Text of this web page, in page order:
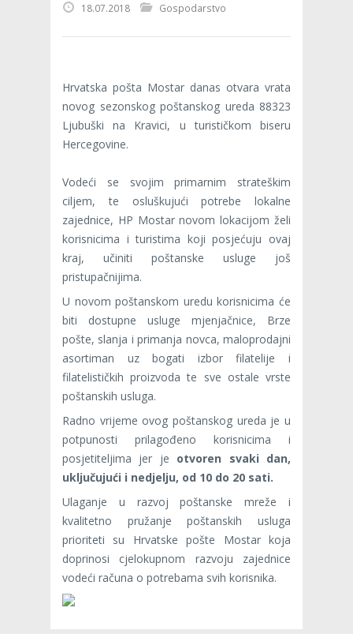
18.07.2018 Gospodarstvo
Hrvatska pošta Mostar danas otvara vrata
novog sezonskog poštanskog ureda 88323
Ljubuški na Kravici, u turističkom biseru
Hercegovine.
Vodeći se svojim primarnim strateškim
ciljem, te osluškujući potrebe lokalne
zajednice, HP Mostar novom lokacijom želi
korisnicima i turistima koji posjećuju ovaj
kraj, učiniti poštanske usluge još
pristupačnijima.
U novom poštanskom uredu korisnicima će
biti dostupne usluge mjenjačnice, Brze
pošte, slanja i primanja novca, maloprodajni
asortiman uz bogati izbor filatelije i
filatelističkih proizvoda te sve ostale vrste
poštanskih usluga.
Radno vrijeme ovog poštanskog ureda je u
potpunosti prilagođeno korisnicima i
posjetiteljima jer je otvoren svaki dan,
uključujući i nedjelju, od 10 do 20 sati.
Ulaganje u razvoj poštanske mreže i
kvalitetno pružanje poštanskih usluga
prioriteti su Hrvatske pošte Mostar koja
doprinosi cjelokupnom razvoju zajednice
vodeći računa o potrebama svih korisnika.